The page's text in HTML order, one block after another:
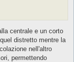
centrale e un corto
distretto mentre la
nell'altro
permettendo